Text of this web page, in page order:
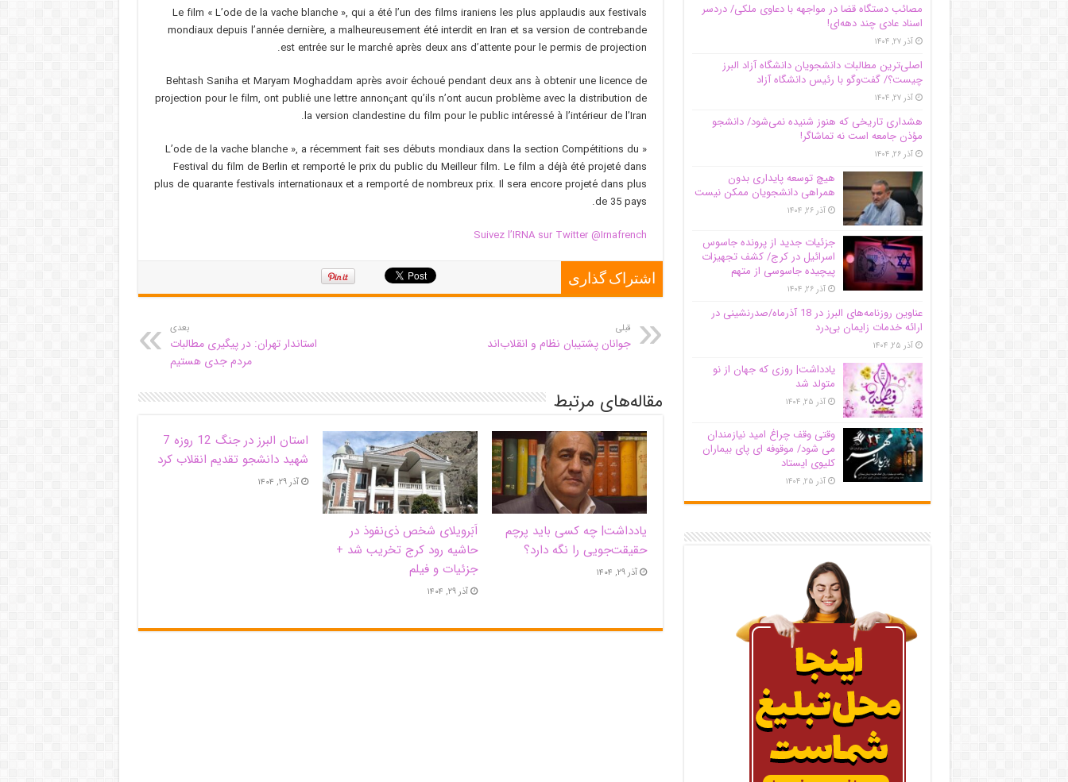
Le film « L’ode de la vache blanche », qui a été l’un des films iraniens les plus applaudis aux festivals
mondiaux depuis l’année dernière, a malheureusement été interdit en Iran et sa version de contrebande
est entrée sur le marché après deux ans d’attente pour le permis de projection.
Behtash Saniha et Maryam Moghaddam après avoir échoué pendant deux ans à obtenir une licence de
projection pour le film, ont publié une lettre annonçant qu’ils n’ont aucun problème avec la distribution de
la version clandestine du film pour le public intéressé à l’intérieur de l’Iran.
« L’ode de la vache blanche », a récemment fait ses débuts mondiaux dans la section Compétitions du
Festival du film de Berlin et remporté le prix du public du Meilleur film. Le film a déjà été projeté dans
plus de quarante festivals internationaux et a remporté de nombreux prix. Il sera encore projeté dans plus
de 35 pays.
Suivez l’IRNA sur Twitter @Irnafrench
اشتراک گذاری
قبلی
جوانان پشتیبان نظام و انقلاب‌اند
بعدی
استاندار تهران: در پیگیری مطالبات
مردم جدی هستیم
مقاله‌های مرتبط
یادداشت| ‌چه کسی باید پرچم
حقیقت‌جویی را نگه دارد؟
آذر ۲۹, ۱۴۰۴
اَبَر‌ویلای شخص ذی‌نفوذ در
حاشیه‌ رود کرج تخریب شد +
جزئیات و فیلم
آذر ۲۹, ۱۴۰۴
استان البرز در جنگ 12 روزه 7
شهید دانشجو تقدیم انقلاب کرد
آذر ۲۹, ۱۴۰۴
مصائب دستگاه قضا در مواجهه با دعاوی ملکی/ دردسر
اسناد عادی چند‌ دهه‌ای!
آذر ۲۷, ۱۴۰۴
اصلی‌ترین مطالبات دانشجویان دانشگاه آزاد البرز
چیست؟/ گفت‌وگو با رئیس دانشگاه آز‌اد
آذر ۲۷, ۱۴۰۴
هشداری تاریخی که هنوز شنیده نمی‌شود/ دانشجو
مؤذن جامعه است نه تماشاگر!
آذر ۲۶, ۱۴۰۴
هیچ توسعه پایداری بدون
همراهی دانشجویان ممکن نیست
آذر ۲۶, ۱۴۰۴
جزئیات جدید از پرونده جاسوس
اسرائیل در کرج/‌ کشف تجهیزات
پیچیده جاسوسی از متهم
آذر ۲۶, ۱۴۰۴
عناوین روزنامه‌های البرز در ‌18 آذرماه/صدرنشینی در
ارائه خدمات زایمان بی‌درد
آذر ۲۵, ۱۴۰۴
یادداشت| روزی که جهان از نو
متولد شد
آذر ۲۵, ۱۴۰۴
وقتی وقف چراغ امید نیازمندان
می شود/ موقوفه ای پای بیماران
کلیوی ایستاد
آذر ۲۵, ۱۴۰۴